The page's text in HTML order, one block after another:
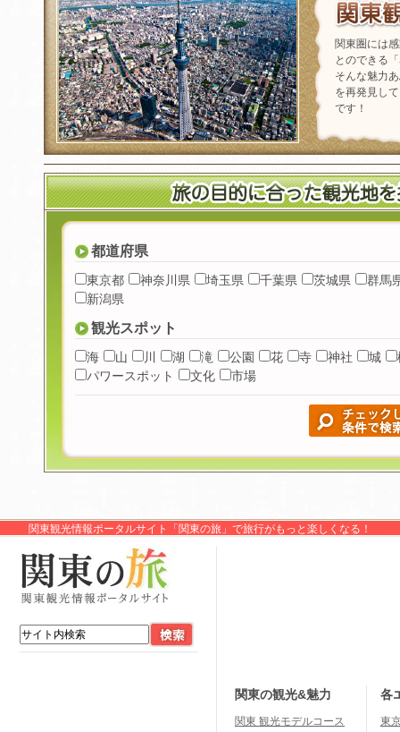
関東圏には
とのできる
そんな魅力
を再発見し
です！
都道府県
東京都 神奈川県 埼玉県 千葉県 茨城県
群馬
新潟県
観光スポット
海 山 川 湖 滝 公園 花 寺 神社 城
パワースポット
文化 市場
関東観光情報ポータルサイト「関東の旅」で旅行がもっと楽しくなる！
関東の観光&魅力
関東 観光モデルコース
各
東